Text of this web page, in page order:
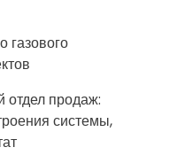
газового
отдел продаж:
системы,